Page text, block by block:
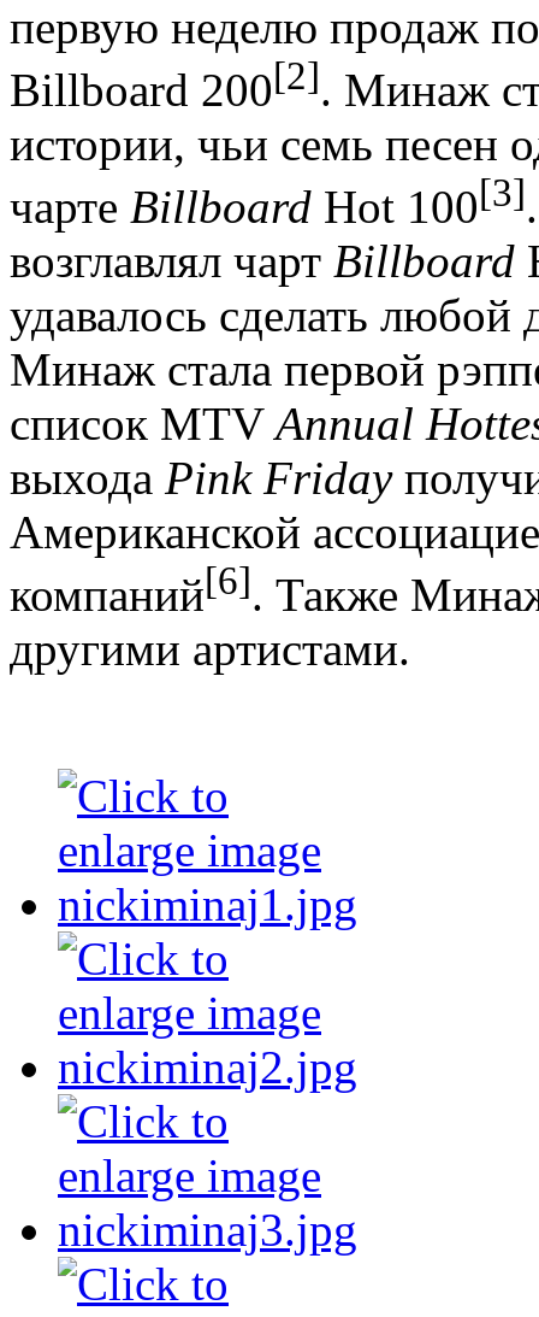
первую неделю продаж
Billboard 200[2]. Минаж
истории, чьи семь песен
чарте Billboard Hot 100[3]
возглавлял чарт Billboard
удавалось сделать
Минаж стала первой
список MTVAnnual
выхода Pink Friday
Американской
компаний[6]. Также
другими артистами.